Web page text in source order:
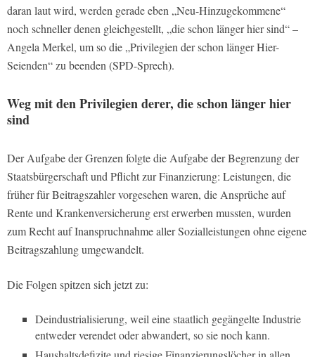
daran laut wird, werden gerade eben „Neu-Hinzugekommene“
noch schneller denen gleichgestellt, „die schon länger hier sind“ –
Angela Merkel, um so die „Privilegien der schon länger Hier-
Seienden“ zu beenden (SPD-Sprech).
Weg mit den Privilegien derer, die schon länger hier
sind
Der Aufgabe der Grenzen folgte die Aufgabe der Begrenzung der
Staatsbürgerschaft und Pflicht zur Finanzierung: Leistungen, die
früher für Beitragszahler vorgesehen waren, die Ansprüche auf
Rente und Krankenversicherung erst erwerben mussten, wurden
zum Recht auf Inanspruchnahme aller Sozialleistungen ohne eigene
Beitragszahlung umgewandelt.
Die Folgen spitzen sich jetzt zu:
Deindustrialisierung, weil eine staatlich gegängelte Industrie
entweder verendet oder abwandert, so sie noch kann.